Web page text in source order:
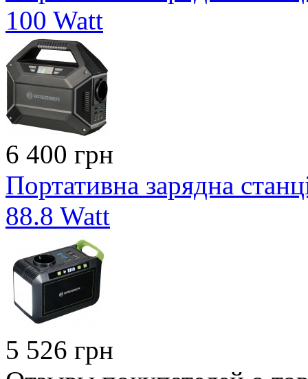
100 Watt
6 400 грн
Портативна зарядна
88.8 Watt
5 526 грн